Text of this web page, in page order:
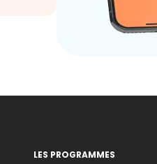
LES PROGRAMMES